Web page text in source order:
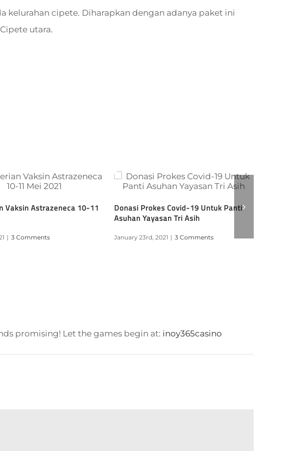
kelurahan cipete. Diharapkan dengan adanya paket ini
utara.
Vaksin Astrazeneca 10-11
| 3 Comments
Donasi Prokes Covid-19 Untuk Panti
Asuhan Yayasan Tri Asih
January 23rd, 2021 | 3 Comments
promising! Let the games begin at: inoy365casino